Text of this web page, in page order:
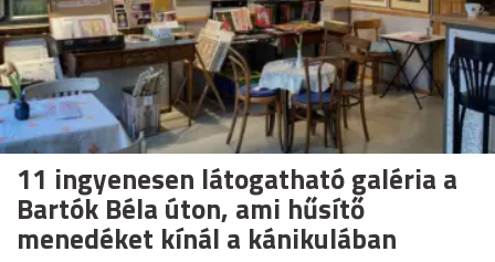
11 ingyenesen látogatható galéria a
Bartók Béla úton, ami hűsítő
menedéket kínál a kánikulában